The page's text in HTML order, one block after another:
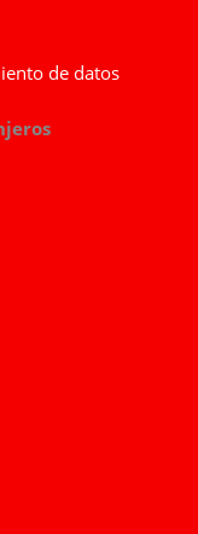
de datos